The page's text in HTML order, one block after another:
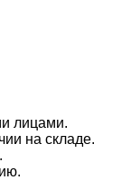
лицами.
на складе.